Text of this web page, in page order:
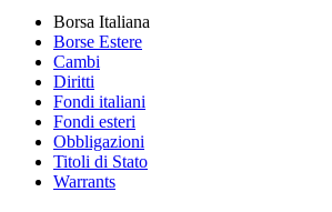
Borsa Italiana
Borse Estere
Cambi
Diritti
Fondi italiani
Fondi esteri
Obbligazioni
Titoli di Stato
Warrants